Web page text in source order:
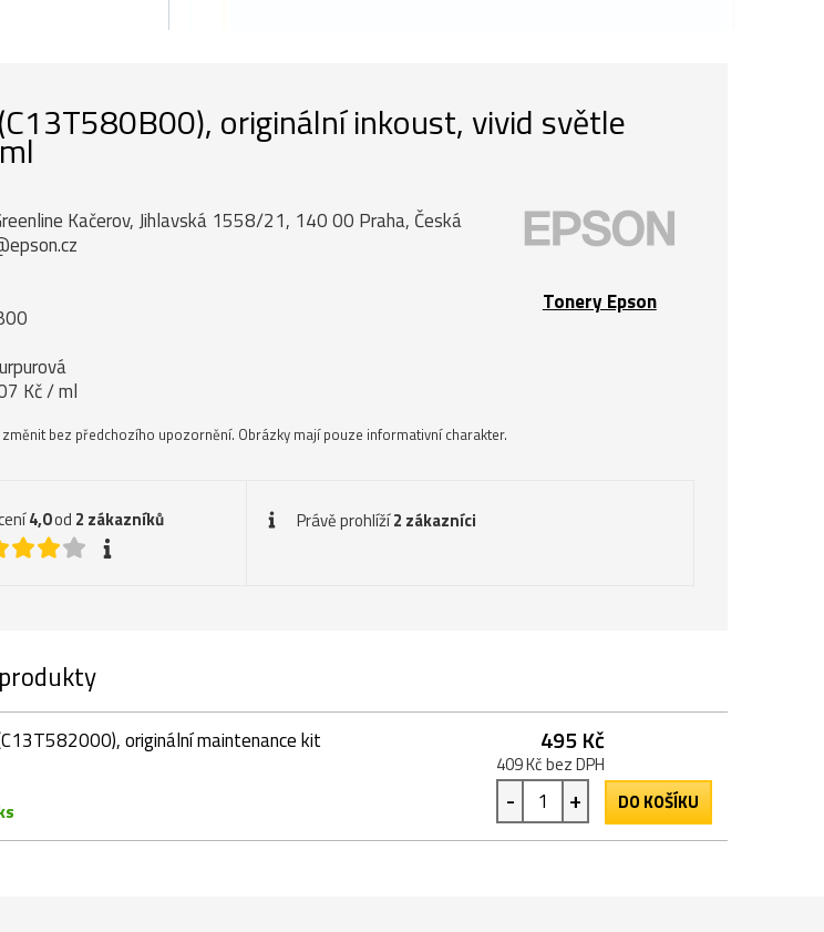
originální inkoust, vivid světle
Tonery Epson
Kačerov, Jihlavská 1558/21, 140 00 Praha, Česká
Kč / ml
bez předchozího upozornění. Obrázky mají pouze informativní charakter.
4,0od 2 zákazníků
Právě prohlíží2 zákazníci
originální maintenance kit 495 Kč
409 Kč bez DPH
- + DO KOŠÍKU